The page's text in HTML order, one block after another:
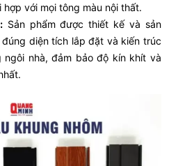
với mọi tông màu nội thất.
Sản phẩm được thiết kế và sản
đúng diện tích lắp đặt và kiến trúc
ngôi nhà, đảm bảo độ kín khít và